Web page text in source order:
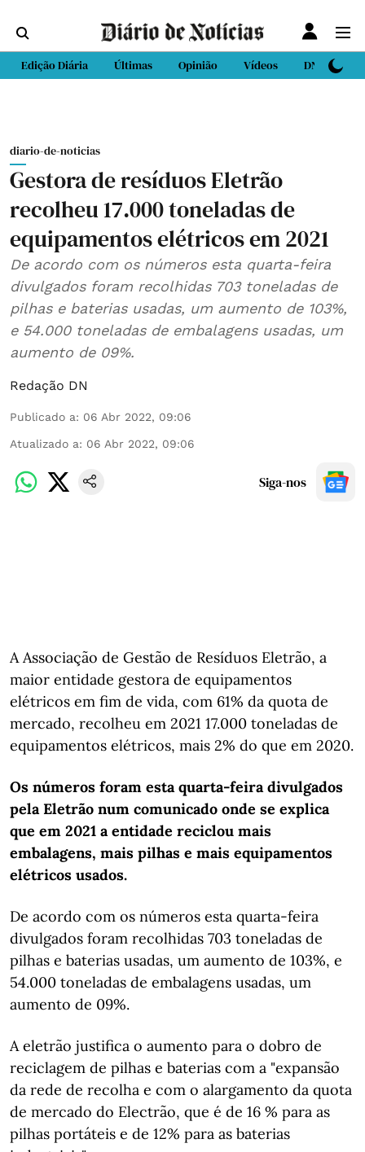
Edição Diária Últimas Opinião Vídeos DN Sport
diario-de-noticias
Gestora de resíduos Eletrão
recolheu 17.000 toneladas de
equipamentos elétricos em 2021
De acordo com os números esta quarta-feira
divulgados foram recolhidas 703 toneladas de
pilhas e baterias usadas, um aumento de 103%,
e 54.000 toneladas de embalagens usadas, um
aumento de 09%.
Redação DN
Publicado a: 06 Abr 2022, 09:06
Atualizado a: 06 Abr 2022, 09:06
Siga-nos
A Associação de Gestão de Resíduos Eletrão, a
maior entidade gestora de equipamentos
elétricos em fim de vida, com 61% da quota de
mercado, recolheu em 2021 17.000 toneladas de
equipamentos elétricos, mais 2% do que em 2020.
Os números foram esta quarta-feira divulgados
pela Eletrão num comunicado onde se explica
que em 2021 a entidade reciclou mais
embalagens, mais pilhas e mais equipamentos
elétricos usados.
De acordo com os números esta quarta-feira
divulgados foram recolhidas 703 toneladas de
pilhas e baterias usadas, um aumento de 103%, e
54.000 toneladas de embalagens usadas, um
aumento de 09%.
A eletrão justifica o aumento para o dobro de
reciclagem de pilhas e baterias com a "expansão
da rede de recolha e com o alargamento da quota
de mercado do Electrão, que é de 16 % para as
pilhas portáteis e de 12% para as baterias